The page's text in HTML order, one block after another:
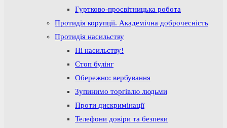
Гуртково-просвітницька робота
Протидія корупції. Академічна доброчесність
Протидія насильству
Ні насильству!
Стоп булінг
Обережно: вербування
Зупинимо торгівлю людьми
Проти дискримінації
Телефони довіри та безпеки